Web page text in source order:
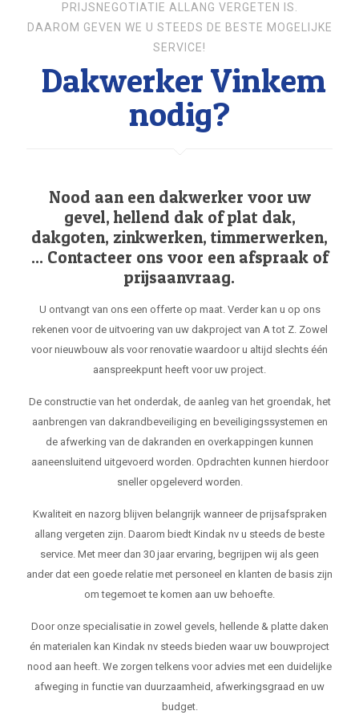
PRIJSNEGOTIATIE ALLANG VERGETEN IS.
DAAROM GEVEN WE U STEEDS DE BESTE MOGELIJKE
SERVICE!
Dakwerker Vinkem
nodig?
Nood aan een dakwerker voor uw
gevel, hellend dak of plat dak,
dakgoten, zinkwerken, timmerwerken,
... Contacteer ons voor een afspraak of
prijsaanvraag.
U ontvangt van ons een offerte op maat. Verder kan u op ons
rekenen voor de uitvoering van uw dakproject van A tot Z. Zowel
voor nieuwbouw als voor renovatie waardoor u altijd slechts één
aanspreekpunt heeft voor uw project.
De constructie van het onderdak, de aanleg van het groendak, het
aanbrengen van dakrandbeveiliging en beveiligingssystemen en
de afwerking van de dakranden en overkappingen kunnen
aaneensluitend uitgevoerd worden. Opdrachten kunnen hierdoor
sneller opgeleverd worden.
Kwaliteit en nazorg blijven belangrijk wanneer de prijsafspraken
allang vergeten zijn. Daarom biedt Kindak nv u steeds de beste
service. Met meer dan 30 jaar ervaring, begrijpen wij als geen
ander dat een goede relatie met personeel en klanten de basis zijn
om tegemoet te komen aan uw behoefte.
Door onze specialisatie in zowel gevels, hellende & platte daken
én materialen kan Kindak nv steeds bieden waar uw bouwproject
nood aan heeft. We zorgen telkens voor advies met een duidelijke
afweging in functie van duurzaamheid, afwerkingsgraad en uw
budget.